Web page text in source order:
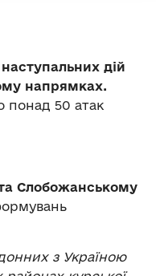
наступальних дій
напрямках.
понад 50 атак
Слобожанському
з Україною